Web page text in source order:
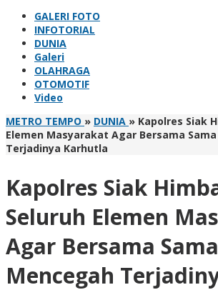
GALERI FOTO
INFOTORIAL
DUNIA
Galeri
OLAHRAGA
OTOMOTIF
Video
METRO TEMPO » DUNIA » Kapolres Siak
Elemen Masyarakat Agar Bersama
Terjadinya Karhutla
Kapolres Siak
Seluruh Elemen
Agar Bersama Sama
Mencegah